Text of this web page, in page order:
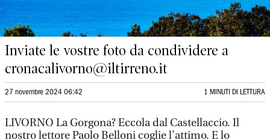
Inviate le vostre foto da condividere a
cronacalivorno@iltirreno.it
27 novembre 2024 06:42 1 MINUTI DI LETTURA
LIVORNO La Gorgona? Eccola dal Castellaccio. Il
nostro lettore Paolo Belloni coglie l’attimo. E lo